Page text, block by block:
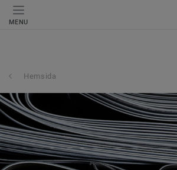
MENU
Hemsida